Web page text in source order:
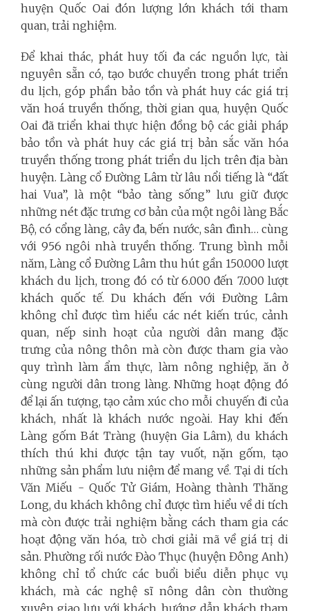
huyện Quốc Oai đón lượng lớn khách tới tham
quan, trải nghiệm.
Để khai thác, phát huy tối đa các nguồn lực, tài
nguyên sẵn có, tạo bước chuyển trong phát triển
du lịch, góp phần bảo tồn và phát huy các giá trị
văn hoá truyền thống, thời gian qua, huyện Quốc
Oai đã triển khai thực hiện đồng bộ các giải pháp
bảo tồn và phát huy các giá trị bản sắc văn hóa
truyền thống trong phát triển du lịch trên địa bàn
huyện. Làng cổ Đường Lâm từ lâu nổi tiếng là “đất
hai Vua”, là một “bảo tàng sống” lưu giữ được
những nét đặc trưng cơ bản của một ngôi làng Bắc
Bộ, có cổng làng, cây đa, bến nước, sân đình… cùng
với 956 ngôi nhà truyền thống. Trung bình mỗi
năm, Làng cổ Đường Lâm thu hút gần 150.000 lượt
khách du lịch, trong đó có từ 6.000 đến 7.000 lượt
khách quốc tế. Du khách đến với Đường Lâm
không chỉ được tìm hiểu các nét kiến trúc, cảnh
quan, nếp sinh hoạt của người dân mang đặc
trưng của nông thôn mà còn được tham gia vào
quy trình làm ẩm thực, làm nông nghiệp, ăn ở
cùng người dân trong làng. Những hoạt động đó
để lại ấn tượng, tạo cảm xúc cho mỗi chuyến đi của
khách, nhất là khách nước ngoài. Hay khi đến
Làng gốm Bát Tràng (huyện Gia Lâm), du khách
thích thú khi được tận tay vuốt, nặn gốm, tạo
những sản phẩm lưu niệm để mang về. Tại di tích
Văn Miếu - Quốc Tử Giám, Hoàng thành Thăng
Long, du khách không chỉ được tìm hiểu về di tích
mà còn được trải nghiệm bằng cách tham gia các
hoạt động văn hóa, trò chơi giải mã về giá trị di
sản. Phường rối nước Đào Thục (huyện Đông Anh)
không chỉ tổ chức các buổi biểu diễn phục vụ
khách, mà các nghệ sĩ nông dân còn thường
xuyên giao lưu với khách, hướng dẫn khách tham